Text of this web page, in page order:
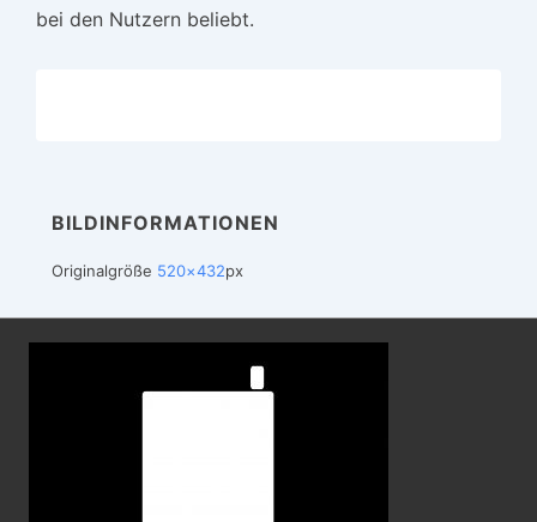
bei den Nutzern beliebt.
BILDINFORMATIONEN
Originalgröße 520×432px